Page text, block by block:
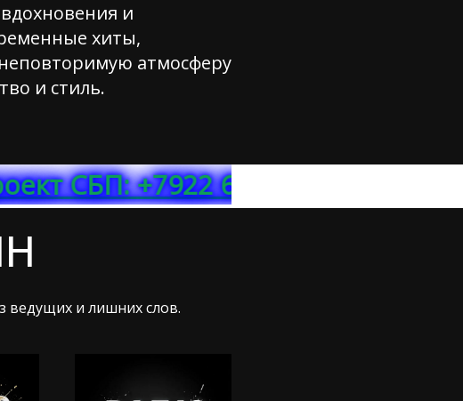
и
хиты,
атмосферу
и стиль.
+7922 617 76 78 МТС БАНК
ведущих и лишних слов.